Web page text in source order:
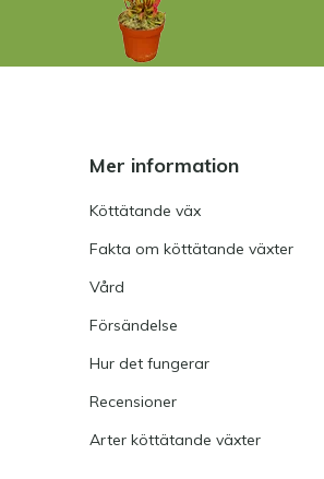
Mer information
Köttätande väx
Fakta om köttätande växter
Vård
Försändelse
Hur det fungerar
Recensioner
Arter köttätande växter